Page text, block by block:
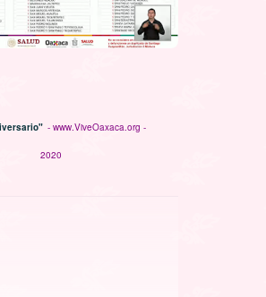
- www.ViveOaxaca.org -
2020